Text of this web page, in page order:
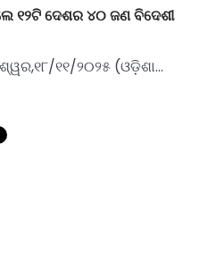
୧୨ଟି ଦେଶର ୪୦ ଜଣ ବିଦେଶୀ
୨୦୨୫ (ଓଡ଼ିଶା…